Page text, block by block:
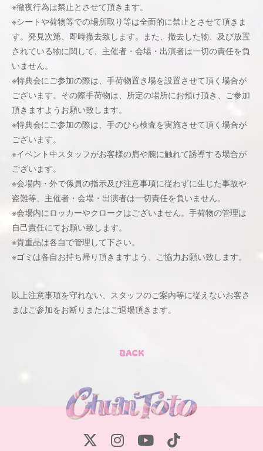
※徹夜行為は禁止とさせて頂きます。
※シートや荷物等での場所取り等は全面的に禁止とさせて頂きま
す。発見次第、即時撤去致します。また、撤去した物、及び放置
されている物に関して、主催者・会場・出演者は一切の責任を負
いません。
※特典会にご参加の際は、手荷物置き場を設置させて頂く場合が
ございます。その際手荷物は、所定の場所にお預け頂き、ご参加
頂きますようお願い致します。
※特典会にご参加の際は、手のひら検査を実施させて頂く場合が
ございます。
※イベント中スタッフがお客様の肩や腕に触れて誘導する場合が
ございます。
※会場内・外で係員の指示及び注意事項に従わずに生じた事故や
盗難等、主催者・会場・出演者は一切責任を負いません。
※会場内にロッカーやクロークはございません。手荷物の管理は
自己責任にてお願い致します。
※貴重品は各自で管理して下さい。
※ゴミは各自お持ち帰り頂きますよう、ご協力お願い致します。
以上注意事項を守れない、スタッフのご案内等に従えないお客さ
まはご参加をお断りまたはご退場頂きます。
BACK